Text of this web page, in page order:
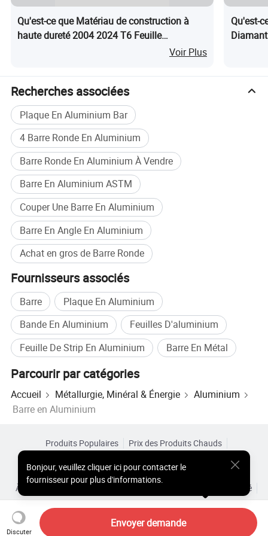
Description du produit
Emballage et expédition
Qu'est-ce que Matériau de construction à
haute dureté 2004 2024 T6 Feuille
Voir Plus
Qu'est-
Recherches associées
Plaque En Aluminium Bar
4 Barre Ronde En Aluminium
Barre Ronde En Aluminium À Vendre
Barre En Aluminium ASTM
Couper Une Barre En Aluminium
Barre En Angle En Aluminium
Achat en gros de Barre Ronde
Fournisseurs associés
Barre
Plaque En Aluminium
Bande En Aluminium
Feuilles D'aluminium
Feuille De Strip En Aluminium
Barre En Métal
Parcourir par catégories
Accueil Métallurgie, Minéral & Énergie
Aluminium
Barre en Aluminium
Discuter
Envoyer demande
Bonjour,veuillez cliquer ici pour contacter le
fournisseur pour plus d'informations.
Produits Populaires
Prix des Produits Chauds
Site PC
Aperçus
À Propos de
Accord d’Utilisateur
Politique de Confidentialité
Contact
Copyright © 2026 Focus Technology Co., Ltd. All Rights Reserved